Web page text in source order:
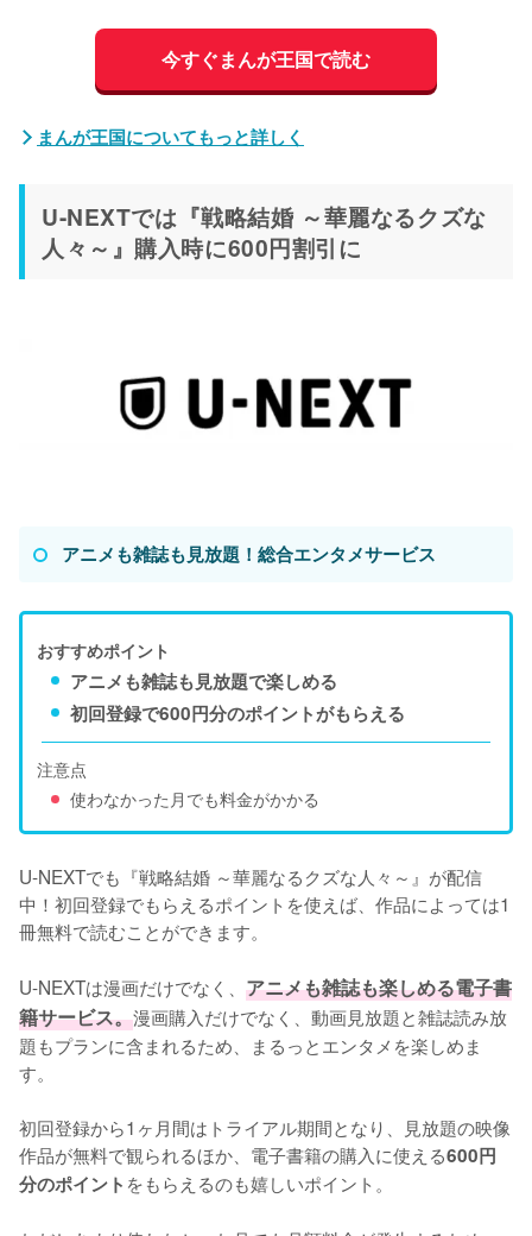
今すぐまんが王国で読む
まんが王国についてもっと詳しく
U-NEXTでは『戦略結婚 ～華麗なるクズな
人々～』購入時に600円割引に
アニメも雑誌も見放題！総合エンタメサービス
おすすめポイント
アニメも雑誌も見放題で楽しめる
初回登録で600円分のポイントがもらえる
注意点
使わなかった月でも料金がかかる
U-NEXTでも『戦略結婚 ～華麗なるクズな人々～』が配信
中！初回登録でもらえるポイントを使えば、作品によっては1
冊無料で読むことができます。
U-NEXTは漫画だけでなく、 アニメも雑誌も楽しめる電子書
籍サービス。漫画購入だけでなく、動画見放題と雑誌読み放
題もプランに含まれるため、まるっとエンタメを楽しめま
す。
初回登録から1ヶ月間はトライアル期間となり、見放題の映像
作品が無料で観られるほか、電子書籍の購入に使える600円
分のポイント をもらえるのも嬉しいポイント。